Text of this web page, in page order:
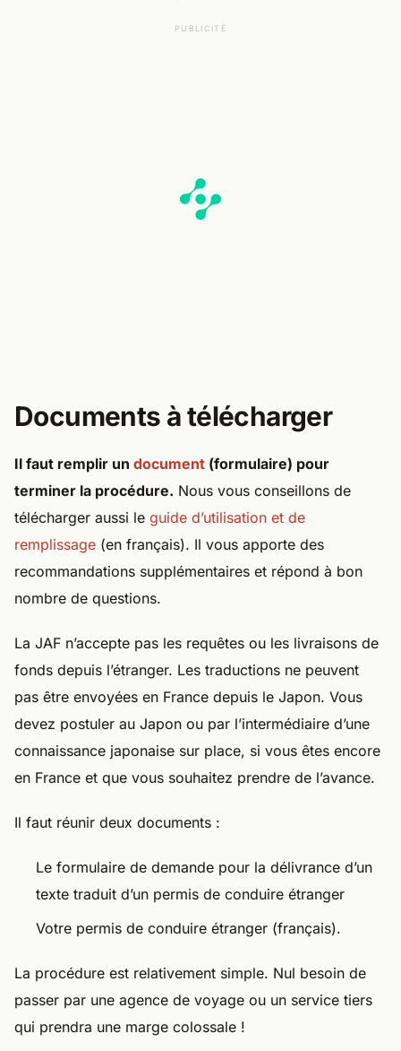
PUBLICITÉ
Documents à télécharger
Il faut remplir un document (formulaire) pour
terminer la procédure. Nous vous conseillons de
télécharger aussi le guide d’utilisation et de
remplissage (en français). Il vous apporte des
recommandations supplémentaires et répond à bon
nombre de questions.
La JAF n’accepte pas les requêtes ou les livraisons de
fonds depuis l’étranger. Les traductions ne peuvent
pas être envoyées en France depuis le Japon. Vous
devez postuler au Japon ou par l’intermédiaire d’une
connaissance japonaise sur place, si vous êtes encore
en France et que vous souhaitez prendre de l’avance.
Il faut réunir deux documents :
Le formulaire de demande pour la délivrance d’un
texte traduit d’un permis de conduire étranger
Votre permis de conduire étranger (français).
La procédure est relativement simple. Nul besoin de
passer par une agence de voyage ou un service tiers
qui prendra une marge colossale !